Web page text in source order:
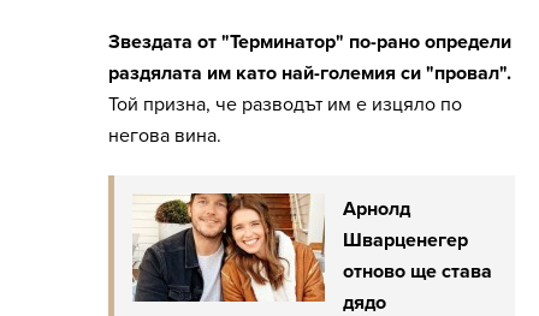
Звездата от "Терминатор" по-рано определи
раздялата им като най-големия си "провал".
Той призна, че разводът им е изцяло по
негова вина.
Арнoлд
Шварценегер
отново ще става
дядо